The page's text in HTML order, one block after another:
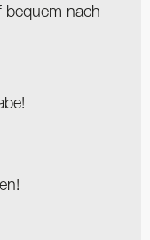
bequem nach